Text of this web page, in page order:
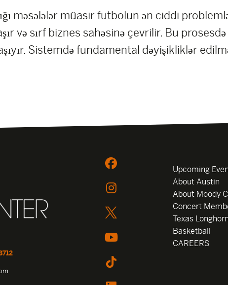
məsələlər müasir futbolun ən ciddi
və sırf biznes sahəsinə çevrilir. Bu
Sistemdə fundamental dəyişikliklər
Upcoming
About Austin
About Moody
Concert
Texas
Basketball
CAREERS